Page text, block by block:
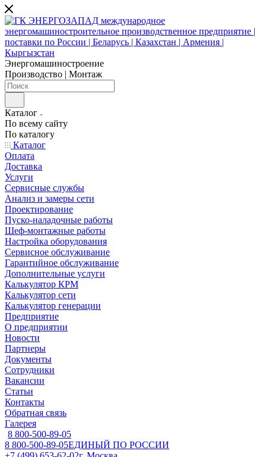
Энергомашиностроение
Производство | Монтаж
Каталог
По всему сайту
По каталогу
Каталог
Оплата
Доставка
Услуги
Сервисные службы
Анализ и замеры сети
Проектирование
Пуско-наладочные работы
Шеф-монтажные работы
Настройка оборудования
Сервисное обслуживание
Гарантийное обслуживание
Дополнительные услуги
Калькулятор КРМ
Калькулятор сети
Калькулятор генерации
Предприятие
О предприятии
Новости
Партнеры
Документы
Сотрудники
Вакансии
Статьи
Контакты
Обратная связь
Галерея
8 800-500-89-05
8 800-500-89-05ЕДИНЫЙ ПО РОССИИ